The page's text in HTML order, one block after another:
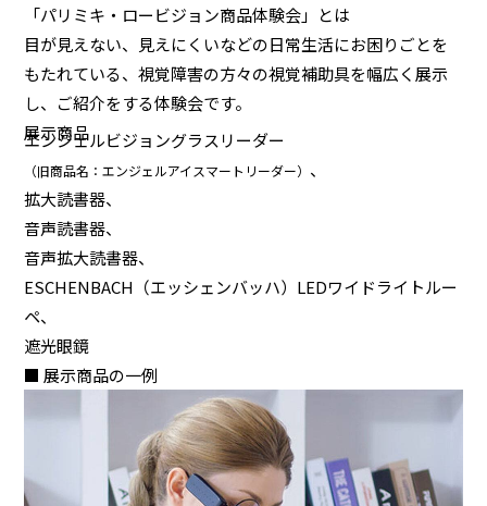
「パリミキ・ロービジョン商品体験会」とは
目が見えない、見えにくいなどの日常生活にお困りごとを
もたれている、視覚障害の方々の視覚補助具を幅広く展示
し、ご紹介をする体験会です。
展示商品
エンジェルビジョングラスリーダー
（旧商品名：エンジェルアイスマートリーダー） 、
拡大読書器、
音声読書器、
音声拡大読書器、
ESCHENBACH（エッシェンバッハ）LEDワイドライトルー
ペ、
遮光眼鏡
■ 展示商品の一例